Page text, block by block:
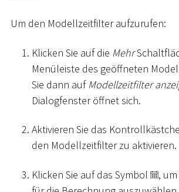
Um den Modellzeitfilter aufzurufen:
Klicken Sie auf die Mehr
Menüleiste des geöffneten
Sie dann aufModellzeitfilter
Dialogfenster öffnet sich.
Aktivieren Sie das
den Modellzeitfilter zu aktivieren.
Klicken Sie auf das Symbol
,